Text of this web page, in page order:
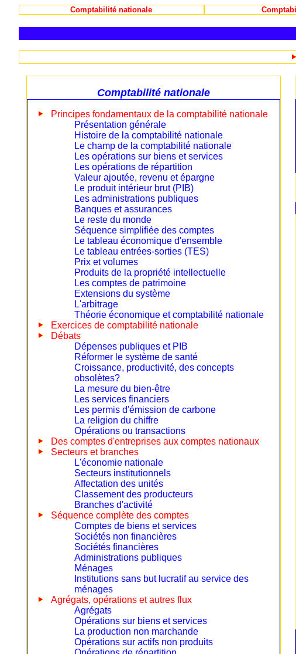
Comptabilité nationale
Comptabilité nationale
Principes fondamentaux de la comptabilité nationale
Présentation générale
Histoire de la comptabilité nationale
Le champ de la comptabilité nationale
Les opérations sur biens et services
Les opérations de répartition
Valeur ajoutée, revenu et épargne
Le produit intérieur brut (PIB)
Les administrations publiques
Banques et assurances
Le reste du monde
Séquence simplifiée des comptes
Le tableau économique d'ensemble
Le tableau entrées-sorties (TES)
Prix et volumes
Produits de la propriété intellectuelle
Les comptes de patrimoine
Extensions du système
L'arbitrage
Théorie économique et comptabilité nationale
Exercices de comptabilité nationale
Débats
Dépenses publiques et PIB
Réformer le système de santé
Croissance, productivité, des concepts
obsolètes?
La mesure du bien-être
Les services financiers
Les permis d'émission de carbone
La religion du chiffre
Opérations ou transactions
Des comptes d'entreprises aux comptes nationaux
Secteurs et branches
L'économie nationale
Secteurs institutionnels
Affectation des unités
Classement des producteurs
Branches d'activité
Séquence complète des comptes
Comptes de biens et services
Sociétés non financières
Sociétés financières
Administrations publiques
Ménages
Institutions sans but lucratif au service des
ménages
Agrégats, opérations et autres flux
Agrégats
Opérations sur biens et services
La production non marchande
Opérations sur actifs non produits